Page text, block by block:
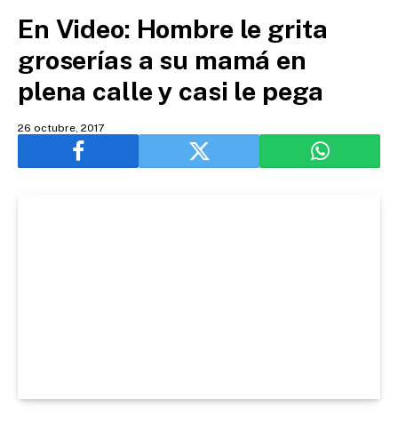
En Video: Hombre le grita
groserías a su mamá en
plena calle y casi le pega
26 octubre, 2017